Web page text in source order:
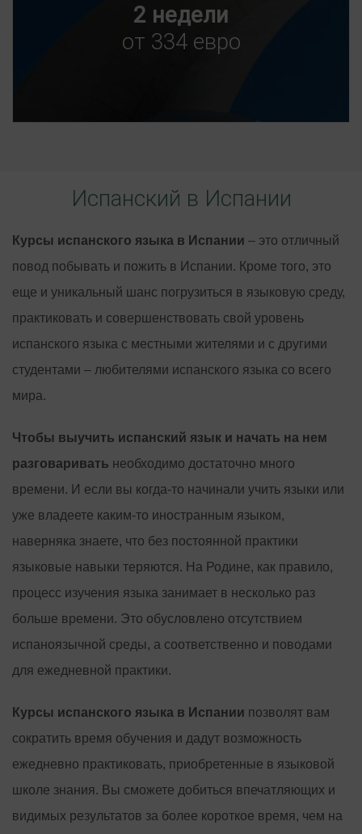
2 недели
от 334 евро
Испанский в Испании
Курсы испанского языка в Испании – это отличный
повод побывать и пожить в Испании. Кроме того, это
еще и уникальный шанс погрузиться в языковую среду,
практиковать и совершенствовать свой уровень
испанского языка с местными жителями и с другими
студентами – любителями испанского языка со всего
мира.
Чтобы выучить испанский язык и начать на нем
разговаривать необходимо достаточно много
времени. И если вы когда-то начинали учить языки или
уже владеете каким-то иностранным языком,
наверняка знаете, что без постоянной практики
языковые навыки теряются. На Родине, как правило,
процесс изучения языка занимает в несколько раз
больше времени. Это обусловлено отсутствием
испаноязычной среды, а соответственно и поводами
для ежедневной практики.
Курсы испанского языка в Испании позволят вам
сократить время обучения и дадут возможность
ежедневно практиковать, приобретенные в языковой
школе знания. Вы сможете добиться впечатляющих и
видимых результатов за более короткое время, чем на